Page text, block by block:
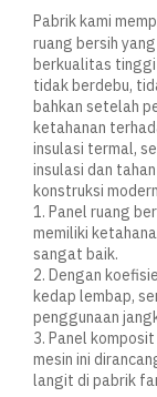
Pabrik kami
ruang bersih
berkualitas tinggi
tidak berdebu,
bahkan setelah
ketahanan
insulasi termal,
insulasi dan
konstruksi
1. Panel ruang
memiliki
sangat baik.
2. Dengan
kedap lembap,
penggunaan
3. Panel
mesin ini
langit di pabrik